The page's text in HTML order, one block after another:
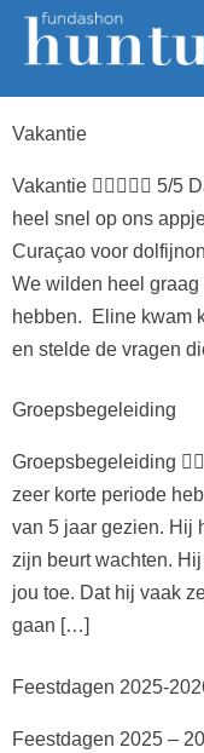
Vakantie
Vakantie  5/5
heel snel op ons
Curaçao voor
We wilden heel
hebben. Eline kwam
en stelde de vragen
Groepsbegeleiding
Groepsbegeleiding
zeer korte periode
van 5 jaar gezien. Hij
zijn beurt wachten.
jou toe. Dat hij vaak
gaan […]
Feestdagen 2025-
Feestdagen 2025 –